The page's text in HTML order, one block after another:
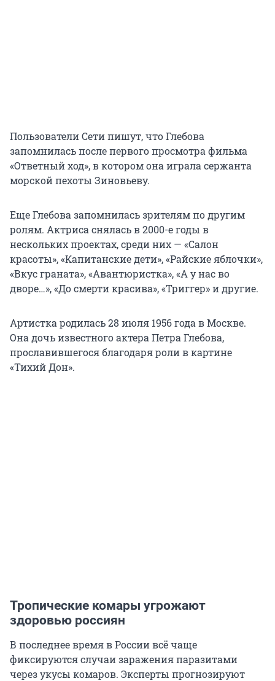
Пользователи Сети пишут, что Глебова
запомнилась после первого просмотра фильма
«Ответный ход», в котором она играла сержанта
морской пехоты Зиновьеву.
Еще Глебова запомнилась зрителям по другим
ролям. Актриса снялась в 2000-е годы в
нескольких проектах, среди них — «Салон
красоты», «Капитанские дети», «Райские яблочки»,
«Вкус граната», «Авантюристка», «А у нас во
дворе…», «До смерти красива», «Триггер» и другие.
Артистка родилась 28 июля 1956 года в Москве.
Она дочь известного актера Петра Глебова,
прославившегося благодаря роли в картине
«Тихий Дон».
Тропические комары угрожают
здоровью россиян
В последнее время в России всё чаще
фиксируются случаи заражения паразитами
через укусы комаров. Эксперты прогнозируют